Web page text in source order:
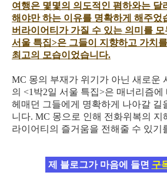
여행은 몇몇의 의도적인 폄하와는 달
해야만 하는 이유를 명확하게 해주었
버라이어티가 가질 수 있는 의미를 모
서울 특집>은 그들이 지향하고 가치
최고의 모습이었습니다.
MC 몽의 부재가 위기가 아닌 새로운
의 <1박2일 서울 특집>은 매너리즘에
헤매던 그들에게 명확하게 나아갈 길
니다. MC 몽으로 인해 전화위복의 지
라이어티의 즐거움을 전해줄 수 있기
제 블로그가 마음에 들면 구